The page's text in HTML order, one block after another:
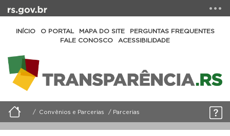
INÍCIO O PORTAL MAPA DO SITE
PERGUNTAS FREQUENTES
FALE CONOSCO
ACESSIBILIDADE
Convênios e Parcerias Parcerias